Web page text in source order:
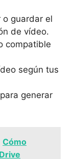
o guardar el
de ‌vídeo.
compatible
según ⁢tus‍
generar
Cómo